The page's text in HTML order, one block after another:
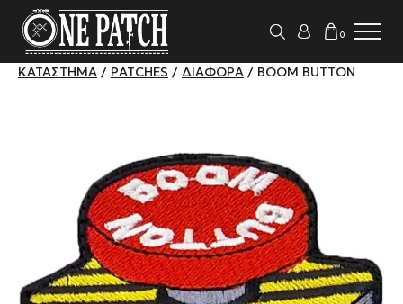
0
ΚΑΤΆΣΤΗΜΑ / PATCHES / ΔΙΆΦΟΡΑ / BOOM BUTTON